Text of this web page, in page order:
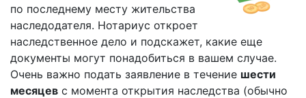
по последнему месту жительства
наследодателя. Нотариус откроет
наследственное дело и подскажет, какие еще
документы могут понадобиться в вашем случае.
Очень важно подать заявление в течение шести
месяцев с момента открытия наследства (обычно